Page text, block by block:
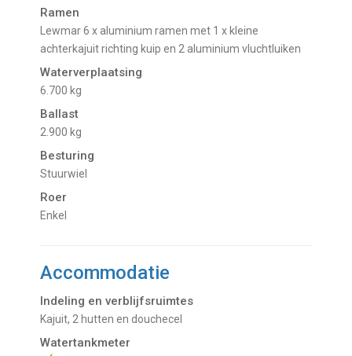
Ramen
Lewmar 6 x aluminium ramen met 1 x kleine
achterkajuit richting kuip en 2 aluminium vluchtluiken
Waterverplaatsing
6.700 kg
Ballast
2.900 kg
Besturing
Stuurwiel
Roer
Enkel
Accommodatie
Indeling en verblijfsruimtes
Kajuit, 2 hutten en douchecel
Watertankmeter